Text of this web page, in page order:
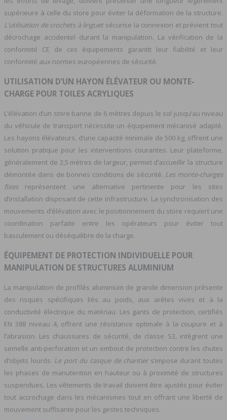
supérieure à celle du store pour éviter la déformation de la structure.
L’utilisation de crochets à linguet sécurise la connexion et prévient tout
décrochage accidentel durant la manipulation. La vérification de la
conformité CE de ces équipements garantit leur fiabilité et leur
conformité aux normes européennes de sécurité.
UTILISATION D’UN HAYON ÉLÉVATEUR OU MONTE-
CHARGE POUR TOILES ACRYLIQUES
L’élévation d’un store banne de 6 mètres depuis le sol jusqu’au niveau
du véhicule de transport nécessite un équipement mécanisé adapté.
Les hayons élévateurs, d’une capacité minimale de 500 kg, offrent une
solution pratique pour les interventions courantes. Leur plateforme,
généralement de 2,5 mètres de largeur, permet d’accueillir la structure
démontée dans de bonnes conditions de sécurité. Les monte-charges
fixes représentent une alternative pertinente pour les sites
d’installation disposant de cette infrastructure. La synchronisation des
mouvements d’élévation avec le positionnement du store requiert une
coordination parfaite entre les opérateurs pour éviter tout
basculement ou déséquilibre de la charge.
ÉQUIPEMENT DE PROTECTION INDIVIDUELLE POUR
MANIPULATION DE STRUCTURES ALUMINIUM
La manipulation de profilés aluminium de grande dimension présente
des risques spécifiques liés au poids, aux arêtes vives et à la
conductivité électrique du matériau. Les gants de protection, certifiés
EN 388 niveau 4, offrent une résistance optimale à la coupure et à
l’abrasion. Les chaussures de sécurité, de classe S3, intègrent une
semelle anti-perforation et un embout de protection contre les chutes
d’objets lourds. Le port du casque de chantier s’impose durant toutes
les phases de manutention en hauteur ou à proximité de structures
suspendues. Les vêtements de travail doivent être ajustés pour éviter
tout accrochage dans les mécanismes tout en offrant une liberté de
mouvement suffisante pour les gestes techniques.